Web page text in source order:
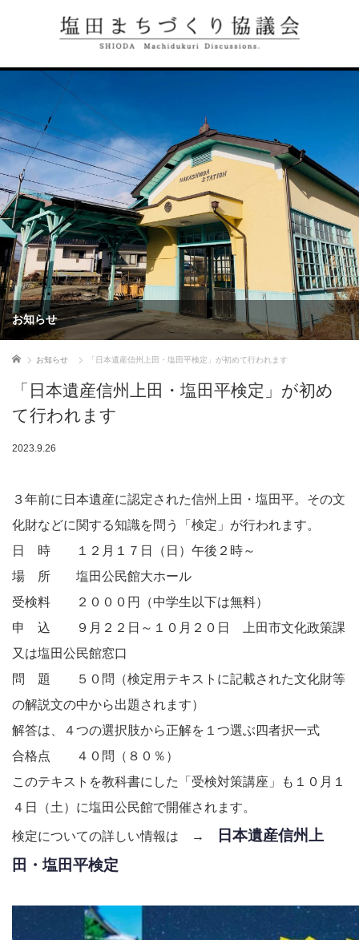
お知らせ
ホーム お知らせ 「日本遺産信州上田・塩田平検定」が初めて行われます
「日本遺産信州上田・塩田平検定」が初め
て行われます
2023.9.26
３年前に日本遺産に認定された信州上田・塩田平。その文
化財などに関する知識を問う「検定」が行われます。
日 時 １２月１７日（日）午後２時～
場 所 塩田公民館大ホール
受検料 ２０００円（中学生以下は無料）
申 込 ９月２２日～１０月２０日 上田市文化政策課
又は塩田公民館窓口
問 題 ５０問（検定用テキストに記載された文化財等
の解説文の中から出題されます）
解答は、４つの選択肢から正解を１つ選ぶ四者択一式
合格点 ４０問（８０％）
このテキストを教科書にした「受検対策講座」も１０月１
４日（土）に塩田公民館で開催されます。
検定についての詳しい情報は →
日本遺産信州上
田・塩田平検定